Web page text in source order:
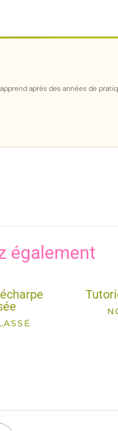
après des années de
également